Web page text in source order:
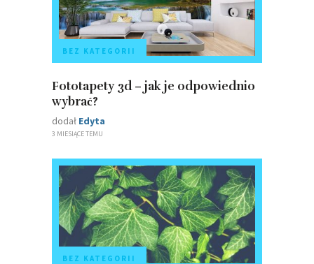
BEZ KATEGORII
Fototapety 3d – jak je odpowiednio
wybrać?
dodał Edyta
3 MIESIĄCE TEMU
BEZ KATEGORII